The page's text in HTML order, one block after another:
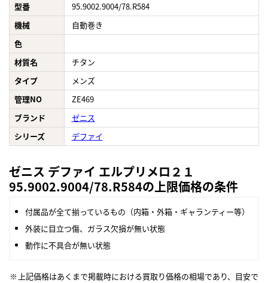
型番
95.9002.9004/78.R584
機械
自動巻き
色
材質名
チタン
タイプ
メンズ
管理NO
ZE469
ブランド
ゼニス
シリーズ
デファイ
ゼニス デファイ エルプリメロ２１
95.9002.9004/78.R584の上限価格の条件
付属品が全て揃っているもの（内箱・外箱・ギャランティー等）
外装に目立つ傷、ガラス欠損が無い状態
動作に不具合が無い状態
上記価格はあくまで掲載時における買取り価格の相場であり、目安で